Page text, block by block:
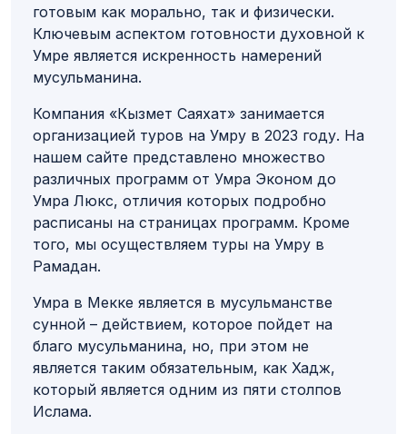
готовым как морально, так и физически.
Ключевым аспектом готовности духовной к
Умре является искренность намерений
мусульманина.
Компания «Кызмет Саяхат» занимается
организацией туров на Умру в 2023 году. На
нашем сайте представлено множество
различных программ от Умра Эконом до
Умра Люкс, отличия которых подробно
расписаны на страницах программ. Кроме
того, мы осуществляем туры на Умру в
Рамадан.
Умра в Мекке является в мусульманстве
сунной – действием, которое пойдет на
благо мусульманина, но, при этом не
является таким обязательным, как Хадж,
который является одним из пяти столпов
Ислама.